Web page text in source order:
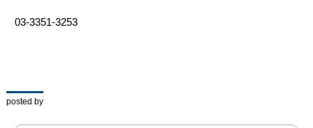
03-3351-3253
posted by